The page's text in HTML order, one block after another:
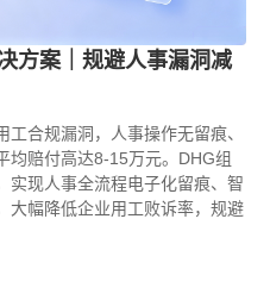
方案｜规避人事漏洞减
合规漏洞，人事操作无留痕、
均赔付高达8-15万元。DHG组
实现人事全流程电子化留痕、智
大幅降低企业用工败诉率，规避